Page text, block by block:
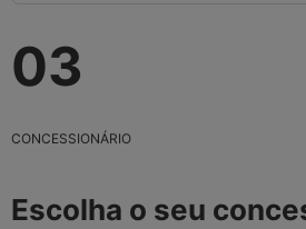
03
CONCESSIONÁRIO
Escolha o seu